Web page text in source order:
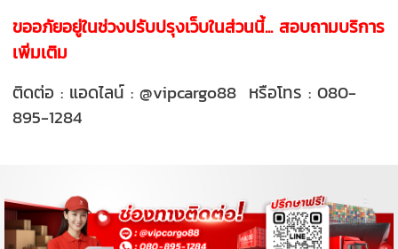
ขออภัยอยู่ในช่วงปรับปรุงเว็บในส่วนนี้... สอบถามบริการ
เพิ่มเติม
ติดต่อ : แอดไลน์ : @vipcargo88 หรือโทร : 080-
895-1284